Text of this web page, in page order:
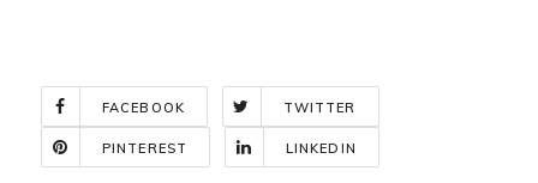
FACEBOOK TWITTER
PINTEREST LINKEDIN